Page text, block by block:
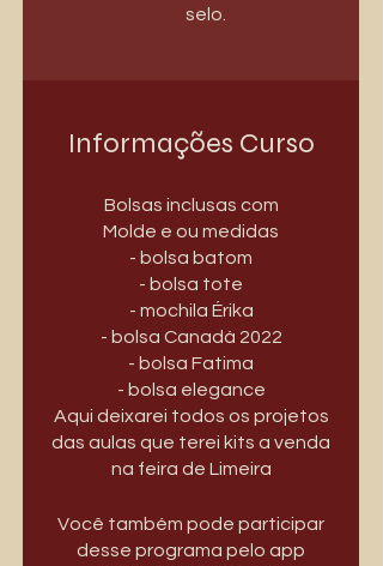
selo.
Informações Curso
Bolsas inclusas com
Molde e ou medidas
- bolsa batom
- bolsa tote
- mochila Érika
- bolsa Canadá 2022
- bolsa Fatima
- bolsa elegance
Aqui deixarei todos os projetos
das aulas que terei kits a venda
na feira de Limeira
Você também pode participar
desse programa pelo app